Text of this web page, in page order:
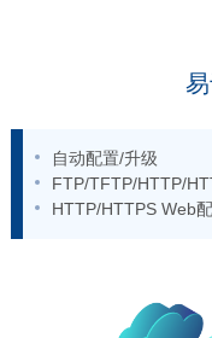
自动配置/升级
FTP/TFTP/HTTP/
HTTP/HTTPS Web